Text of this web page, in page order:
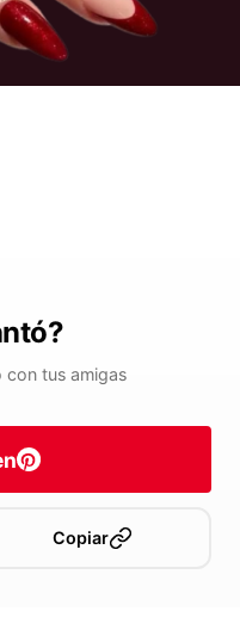
con tus amigas
Copiar